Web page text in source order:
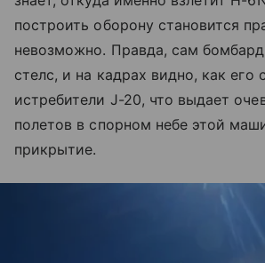
построить оборону становится
невозможно. Правда, сам
стелс, и на кадрах видно, как его
истребители J-20, что выдает
полетов в спорном небе этой
прикрытие.